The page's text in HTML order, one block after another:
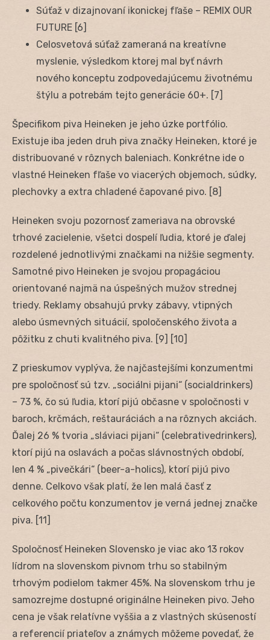
Súťaž v dizajnovaní ikonickej fľaše – REMIX OUR
FUTURE [6]
Celosvetová súťaž zameraná na kreatívne
myslenie, výsledkom ktorej mal byť návrh
nového konceptu zodpovedajúcemu životnému
štýlu a potrebám tejto generácie 60+. [7]
Špecifikom piva Heineken je jeho úzke portfólio.
Existuje iba jeden druh piva značky Heineken, ktoré je
distribuované v rôznych baleniach. Konkrétne ide o
vlastné Heineken fľaše vo viacerých objemoch, súdky,
plechovky a extra chladené čapované pivo. [8]
Heineken svoju pozornosť zameriava na obrovské
trhové zacielenie, všetci dospelí ľudia, ktoré je ďalej
rozdelené jednotlivými značkami na nižšie segmenty.
Samotné pivo Heineken je svojou propagáciou
orientované najmä na úspešných mužov strednej
triedy. Reklamy obsahujú prvky zábavy, vtipných
alebo úsmevných situácií, spoločenského života a
pôžitku z chuti kvalitného piva. [9] [10]
Z prieskumov vyplýva, že najčastejšími konzumentmi
pre spoločnosť sú tzv. „sociálni pijani“ (socialdrinkers)
– 73 %, čo sú ľudia, ktorí pijú občasne v spoločnosti v
baroch, krčmách, reštauráciách a na rôznych akciách.
Ďalej 26 % tvoria „sláviaci pijani“ (celebrativedrinkers),
ktorí pijú na oslavách a počas slávnostných období,
len 4 % „pivečkári“ (beer-a-holics), ktorí pijú pivo
denne. Celkovo však platí, že len malá časť z
celkového počtu konzumentov je verná jednej značke
piva. [11]
Spoločnosť Heineken Slovensko je viac ako 13 rokov
lídrom na slovenskom pivnom trhu so stabilným
trhovým podielom takmer 45%. Na slovenskom trhu je
samozrejme dostupné originálne Heineken pivo. Jeho
cena je však relatívne vyššia a z vlastných skúseností
a referencií priateľov a známych môžeme povedať, že